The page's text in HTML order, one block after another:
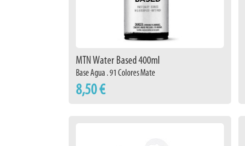
MTN Water Based 400ml
Base Agua . 91 Colores Mate
8,50 €